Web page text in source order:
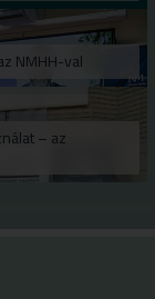
NMHH-val
– az